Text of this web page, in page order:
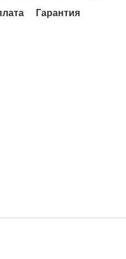
Гарантия